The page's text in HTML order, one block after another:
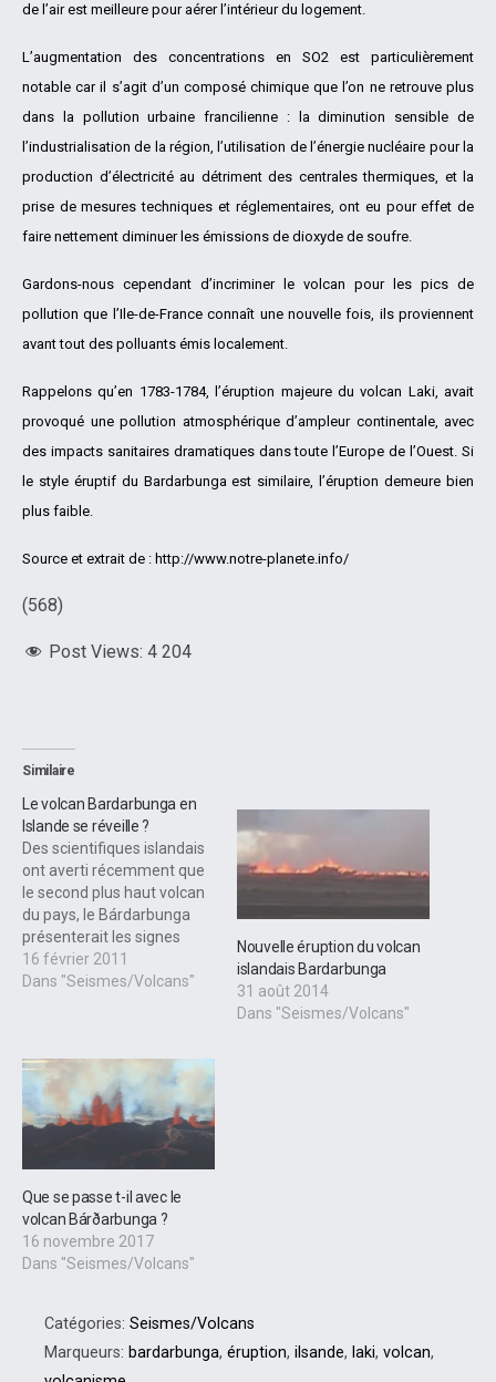
de l’air est meilleure pour aérer l’intérieur du logement.
L’augmentation des concentrations en SO2 est particulièrement
notable car il s’agit d’un composé chimique que l’on ne retrouve plus
dans la pollution urbaine francilienne : la diminution sensible de
l’industrialisation de la région, l’utilisation de l’énergie nucléaire pour la
production d’électricité au détriment des centrales thermiques, et la
prise de mesures techniques et réglementaires, ont eu pour effet de
faire nettement diminuer les émissions de dioxyde de soufre.
Gardons-nous cependant d’incriminer le volcan pour les pics de
pollution que l’Ile-de-France connaît une nouvelle fois, ils proviennent
avant tout des polluants émis localement.
Rappelons qu’en 1783-1784, l’éruption majeure du volcan Laki, avait
provoqué une pollution atmosphérique d’ampleur continentale, avec
des impacts sanitaires dramatiques dans toute l’Europe de l’Ouest. Si
le style éruptif du Bardarbunga est similaire, l’éruption demeure bien
plus faible.
Source et extrait de : http://www.notre-planete.info/
(568)
Post Views: 4 204
Similaire
Le volcan Bardarbunga en
Islande se réveille ?
Des scientifiques islandais
ont averti récemment que
le second plus haut volcan
du pays, le Bárdarbunga
présenterait les signes
avant-coureurs d'une
future éruption et les
rapporté 7 sur 7. Pall
Eirnarsson, professeur de
géophysique à l'université
d'Islande, a…
16 février 2011
Dans "Seismes/Volcans"
Nouvelle éruption du volcan
islandais Bardarbunga
31 août 2014
Dans "Seismes/Volcans"
Que se passe t-il avec le
volcan Bárðarbunga ?
16 novembre 2017
Dans "Seismes/Volcans"
Catégories: Seismes/Volcans
Marqueurs: bardarbunga, éruption, ilsande, laki, volcan,